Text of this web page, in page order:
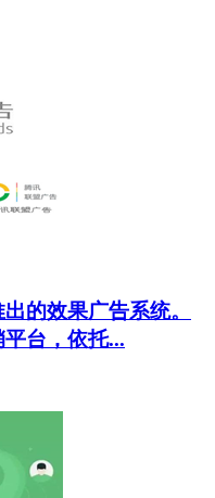
的效果广告系统。
台，依托...